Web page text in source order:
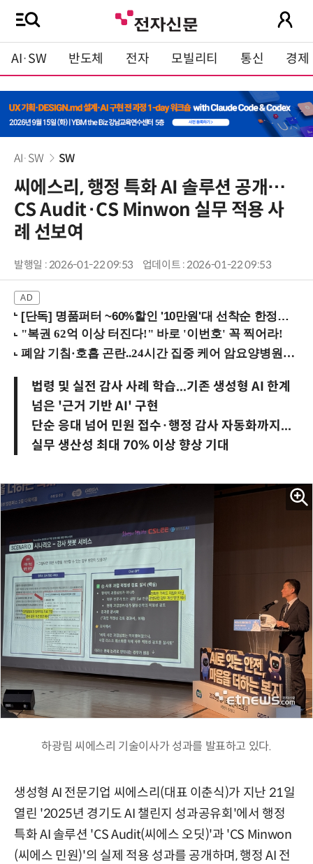
AI·SW 반도체 전자 모빌리티 통신 경제
AI·SW SW
씨에스리, 행정 특화 AI 솔루션 공개…
CS Audit·CS Minwon 실무 적용 사
례 선보여
발행일 : 2026-01-22 09:53 업데이트 : 2026-01-22 09:53
[단독] 명품퍼터 ~60%할인 '10만원'대 선착순 한정판매!
법령 및 실전 감사 사례 학습...기존 생성형 AI 한계
넘은 '근거 기반 AI' 구현
단순 응대 넘어 민원 접수·행정 감사 자동화까지...
실무 생산성 최대 70% 이상 향상 기대
하광림 씨에스리 기술이사가 성과를 발표하고 있다.
생성형 AI 전문기업 씨에스리(대표 이춘식)가 지난 21일
열린 '2025년 경기도 AI 챌린지 성과공유회'에서 행정
특화 AI 솔루션 'CS Audit(씨에스 오딧)'과 'CS Minwon
(씨에스 민원)'의 실제 적용 성과를 공개하며, 행정 AI 전